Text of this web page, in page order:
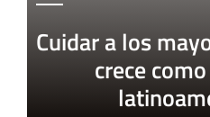
Cuidar a los
crece